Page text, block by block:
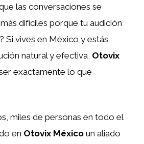
las conversaciones se
difíciles porque tu audición
Si vives en México y estás
natural y efectiva, Otovix
exactamente lo que
miles de personas en todo el
en Otovix México un aliado